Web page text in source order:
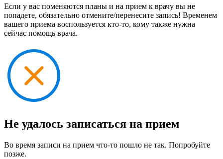
Если у вас поменяются планы и на прием к врачу вы не
попадете, обязательно отмените/перенесите запись! Временем
вашего приема воспользуется кто-то, кому также нужна
сейчас помощь врача.
Не удалось записаться на прием
Во время записи на прием что-то пошло не так. Попробуйте
позже.